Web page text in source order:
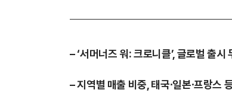
– ‘서머너즈 워: 크로니클’, 글로벌 출
– 지역별 매출 비중, 태국∙일본∙프랑스